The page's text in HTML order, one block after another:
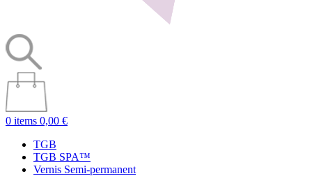
0 items 0,00 €
TGB
TGB SPA™
Vernis Semi-permanent